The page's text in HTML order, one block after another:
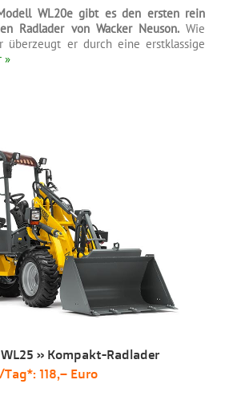
WL20e gibt es den ersten rein
Radlader von Wacker Neuson.Wie
überzeugt er durch eine erstklassige
»
» Kompakt-Radlader
118,– Euro